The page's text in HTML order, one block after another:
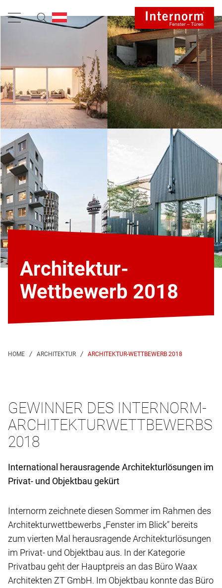
Architektur-
Wettbewerb 2018
ARCHITEKTUR-WETTBEWERB 2018
GEWINNER DES INTERNORM-
ARCHITEKTURWETTBEWERBS
2018
International herausragende Architekturlösungen im
Privat- und Objektbau gekürt
Internorm zeichnete diesen Sommer im Rahmen des
Architekturwettbewerbs „Fenster im Blick" bereits
zum vierten Mal herausragende Architekturlösungen
im Privat- und Objektbau aus. In der Kategorie
Privatbau geht der Hauptpreis an das Büro Waax
Architekten ZT GmbH. Im Objektbau konnte das Büro